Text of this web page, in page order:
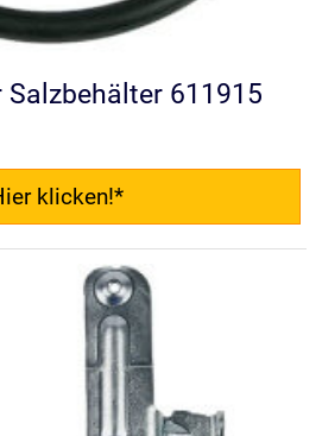
611915
klicken!*